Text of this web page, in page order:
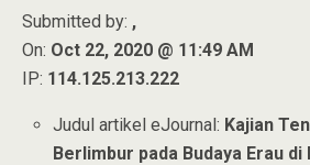
Submitted by: ,
On: Oct 22, 2020 @ 11:49 AM
IP: 114.125.213.222
Judul artikel eJournal: Kajian
Berlimbur pada Budaya Erau di